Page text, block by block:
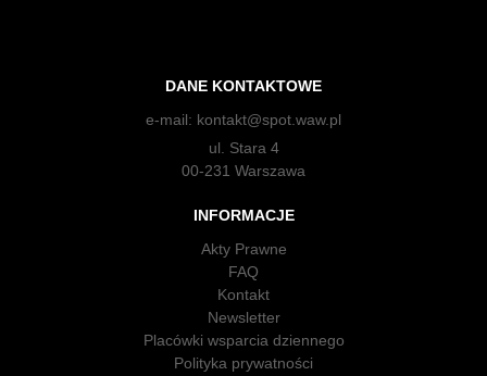
DANE KONTAKTOWE
e-mail: kontakt@spot.waw.pl
ul. Stara 4
00-231 Warszawa
INFORMACJE
Akty Prawne
FAQ
Kontakt
Newsletter
Placówki wsparcia dziennego
Polityka prywatności